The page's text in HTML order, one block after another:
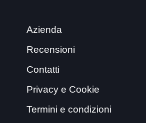
Azienda
Recensioni
Contatti
Privacy e Cookie
Termini e condizioni